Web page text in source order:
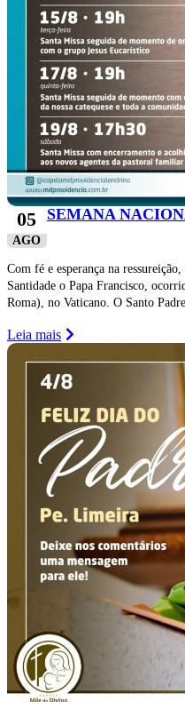
05
AGO
SEMANA
Com fé e esperança na
Santidade o Papa Francisco,
Roma), no Vaticano. O Santo
Leia mais